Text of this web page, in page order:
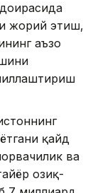
жорий этиш,
аъзо
қайд
ва
озиқ-